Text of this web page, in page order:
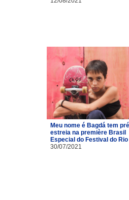
Meu nome é Bagdá tem
estreia na première Brasil
Especial do Festival do Rio
30/07/2021